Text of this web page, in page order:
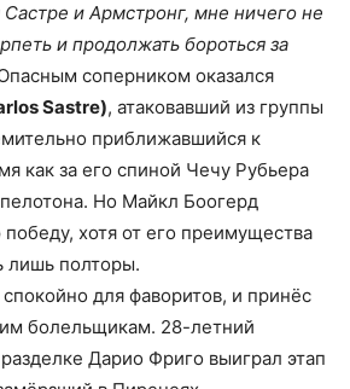
и Армстронг, мне ничего не
и продолжать бороться за
соперником оказался
Sastre), атаковавший из группы
приближавшийся к
как за его спиной Чечу Рубьера
пелотона. Но Майкл Боогерд
хотя от его преимущества
лишь полторы.
для фаворитов, и принёс
болельщикам. 28-летний
Дарио Фриго выиграл этап